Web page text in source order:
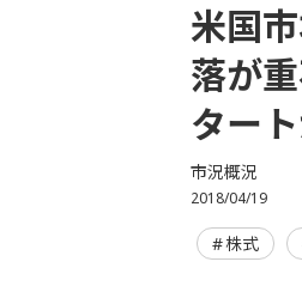
米国
落が
ター
市況概況
2018/04/19
株式